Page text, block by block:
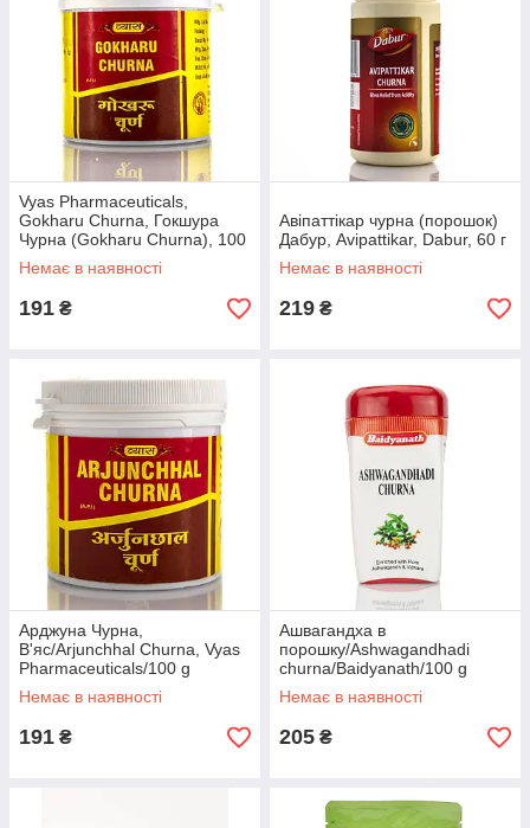
Vyas Pharmaceuticals,
Gokharu Churna, Гокшура
Чурна (Gokharu Churna), 100
gr.
Немає в наявності
191 ₴
Авіпаттікар чурна (порошок)
Дабур, Avipattikar, Dabur, 60 г
Немає в наявності
219 ₴
Арджуна Чурна,
В'яс/Arjunchhal Churna, Vyas
Pharmaceuticals/100 g
Немає в наявності
191 ₴
Ашвагандха в
порошку/Ashwagandhadi
churna/Baidyanath/100 g
Немає в наявності
205 ₴